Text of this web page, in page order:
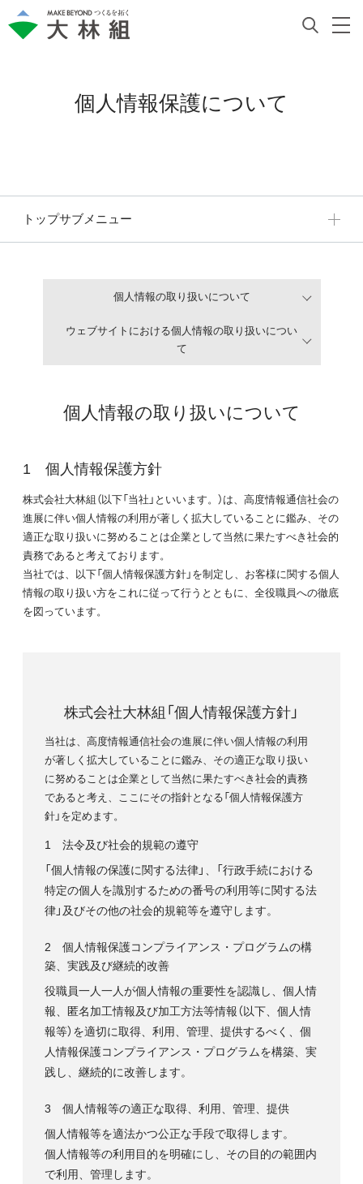
個人情報保護について
トップサブメニュー
個人情報の取り扱いについて
ウェブサイトにおける個人情報の取り扱いについ
て
個人情報の取り扱いについて
個人情報保護方針
株式会社大林組（以下「当社」といいます。）は、高度情報通信社会の
進展に伴い個人情報の利用が著しく拡大していることに鑑み、その
適正な取り扱いに努めることは企業として当然に果たすべき社会的
責務であると考えております。
当社では、以下「個人情報保護方針」を制定し、お客様に関する個人
情報の取り扱い方をこれに従って行うとともに、全役職員への徹底
を図っています。
株式会社大林組「個人情報保護方針」
当社は、高度情報通信社会の進展に伴い個人情報の利用
が著しく拡大していることに鑑み、その適正な取り扱い
に努めることは企業として当然に果たすべき社会的責務
であると考え、ここにその指針となる「個人情報保護方
針」を定めます。
1 法令及び社会的規範の遵守
「個人情報の保護に関する法律」、「行政手続における
特定の個人を識別するための番号の利用等に関する法
律」及びその他の社会的規範等を遵守します。
2 個人情報保護コンプライアンス・プログラムの構
築、実践及び継続的改善
役職員一人一人が個人情報の重要性を認識し、個人情
報、匿名加工情報及び加工方法等情報（以下、個人情
報等）を適切に取得、利用、管理、提供するべく、個
人情報保護コンプライアンス・プログラムを構築、実
践し、継続的に改善します。
3 個人情報等の適正な取得、利用、管理、提供
個人情報等を適法かつ公正な手段で取得します。
個人情報等の利用目的を明確にし、その目的の範囲内
で利用、管理します。